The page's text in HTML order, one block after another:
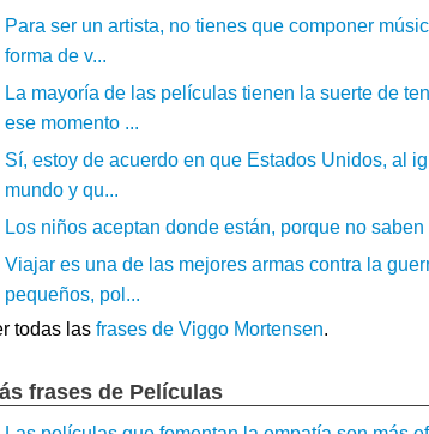
Para ser un artista, no tienes que componer
forma de v...
La mayoría de las películas tienen la suerte de
ese momento ...
Sí, estoy de acuerdo en que Estados Unidos, al
mundo y qu...
Los niños aceptan donde están, porque no
Viajar es una de las mejores armas contra la
pequeños, pol...
todas las frases de Viggo Mortensen.
frases de Películas